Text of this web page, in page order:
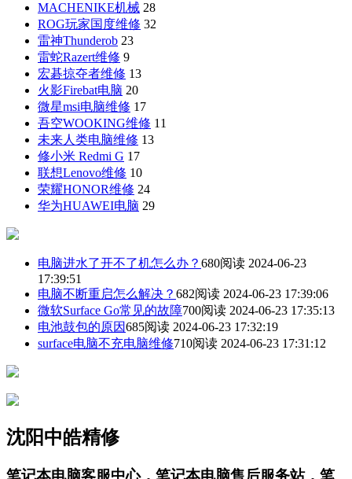
MACHENIKE机械 28
ROG玩家国度维修 32
雷神Thunderob 23
雷蛇Razert维修 9
宏碁掠夺者维修 13
火影Firebat电脑 20
微星msi电脑维修 17
吾空WOOKING维修 11
未来人类电脑维修 13
修小米 Redmi G 17
联想Lenovo维修 10
荣耀HONOR维修 24
华为HUAWEI电脑 29
电脑进水了开不了机怎么办？ 680阅读 2024-06-23
17:39:51
电脑不断重启怎么解决？ 682阅读 2024-06-23 17:39:06
微软Surface Go常见的故障700阅读 2024-06-23 17:35:13
电池鼓包的原因685阅读 2024-06-23 17:32:19
surface电脑不充电脑维修710阅读 2024-06-23 17:31:12
沈阳中皓精修
笔记本电脑客服中心，笔记本电脑售后服务站，笔